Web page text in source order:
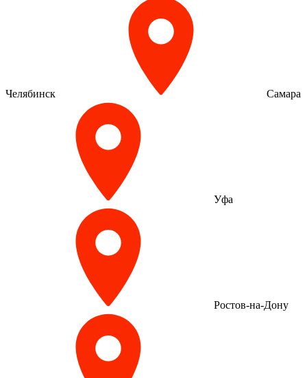
Челябинск Самара
Уфа
Ростов-на-Дону